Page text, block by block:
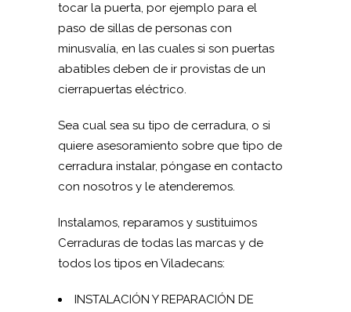
tocar la puerta, por ejemplo para el
paso de sillas de personas con
minusvalía, en las cuales si son puertas
abatibles deben de ir provistas de un
cierrapuertas eléctrico.
Sea cual sea su tipo de cerradura, o si
quiere asesoramiento sobre que tipo de
cerradura instalar, póngase en contacto
con nosotros y le atenderemos.
Instalamos, reparamos y sustituimos
Cerraduras de todas las marcas y de
todos los tipos en Viladecans:
INSTALACIÓN Y REPARACIÓN DE